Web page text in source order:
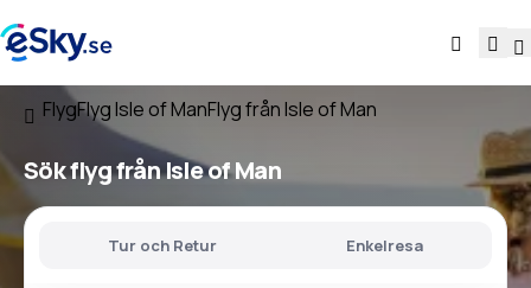
FlygFlyg Isle of ManFlyg från Isle of Man
Sök flygfrån Isle of Man
Tur och Retur Enkelresa